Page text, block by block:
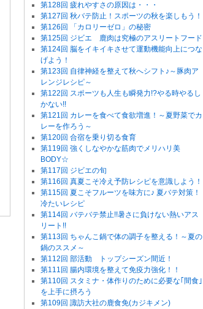
第128回 疲れやすさの原因は・・・
第127回 秋バテ防止！スポーツの秋を楽しもう！
第126回 「カロリーゼロ」の秘密
第125回 ジビエ 鹿肉は究極のアスリートフード
第124回 脳をイキイキさせて運動機能向上につな
げよう！
第123回 自律神経を整えて秋へシフト♪～豚肉ア
レンジレシピ～
第122回 スポーツも人生も瞬発力!?やる時やるし
かない!!
第121回 カレーを食べて食欲増進！～夏野菜でカ
レーを作ろう～
第120回 合宿を乗り切る食育
第119回 強くしなやかな筋肉でメリハリ美
BODY☆
第117回 ジビエの旬
第116回 真夏こそ冷え予防レシピを意識しよう！
第115回 夏こそフルーツを味方に♪ 夏バテ対策！
冷たいレシピ
第114回 バテバテ禁止!!暑さに負けない熱いアス
リート!!
第113回 ちゃんこ鍋で体の調子を整える！～夏の
鍋のススメ～
第112回 部活動 トップシーズン間近！
第111回 腸内環境を整えて免疫力強化！！
第110回 スタミナ・体作りのために必要な｢間食｣
を上手に摂ろう
第109回 諏訪大社の鹿食免(カジキメン)